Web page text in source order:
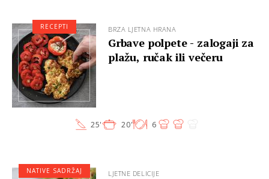
BRZA LJETNA HRANA
Grbave polpete - zalogaji za
plažu, ručak ili večeru
25' 20' 6
RECEPTI
LJETNE DELICIJE
NATIVE SADRŽAJ